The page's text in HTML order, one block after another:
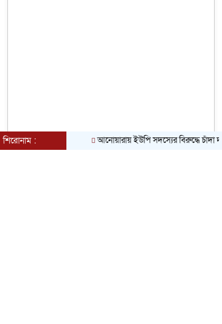
শিরোনাম : আনোয়ারায় ইউপি সদস্যের বিরুদ্ধে চাঁদা দাবি ও